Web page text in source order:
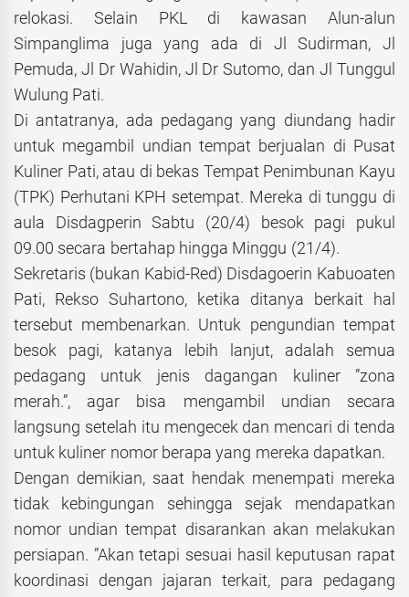
relokasi. Selain PKL di kawasan Alun-alun
Simpanglima juga yang ada di Jl Sudirman, Jl
Pemuda, Jl Dr Wahidin, Jl Dr Sutomo, dan Jl Tunggul
Wulung Pati.
Di antatranya, ada pedagang yang diundang hadir
untuk megambil undian tempat berjualan di Pusat
Kuliner Pati, atau di bekas Tempat Penimbunan Kayu
(TPK) Perhutani KPH setempat. Mereka di tunggu di
aula Disdagperin Sabtu (20/4) besok pagi pukul
09.00 secara bertahap hingga Minggu (21/4).
Sekretaris (bukan Kabid-Red) Disdagoerin Kabuoaten
Pati, Rekso Suhartono, ketika ditanya berkait hal
tersebut membenarkan. Untuk pengundian tempat
besok pagi, katanya lebih lanjut, adalah semua
pedagang untuk jenis dagangan kuliner ”zona
merah.”, agar bisa mengambil undian secara
langsung setelah itu mengecek dan mencari di tenda
untuk kuliner nomor berapa yang mereka dapatkan.
Dengan demikian, saat hendak menempati mereka
tidak kebingungan sehingga sejak mendapatkan
nomor undian tempat disarankan akan melakukan
persiapan. ”Akan tetapi sesuai hasil keputusan rapat
koordinasi dengan jajaran terkait, para pedagang